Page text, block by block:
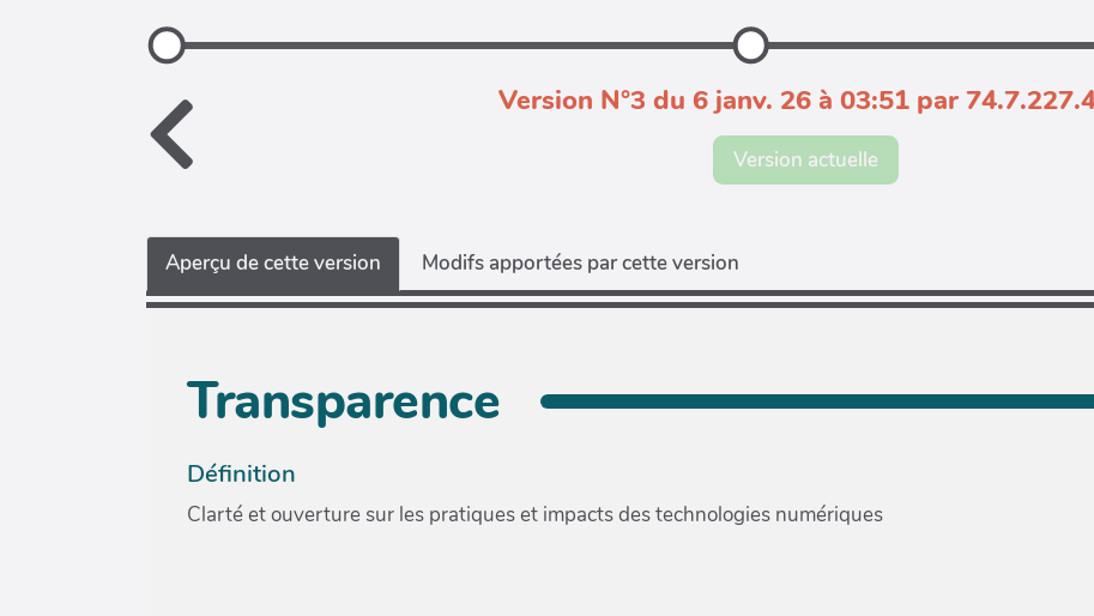
Version N°3 du 6 janv. 26 à 03:51 par
Version actuelle
Aperçu de cette version Modifs apportées par cette version
Transparence
Définition
Clarté et ouverture sur les pratiques et impacts des technologies numériques